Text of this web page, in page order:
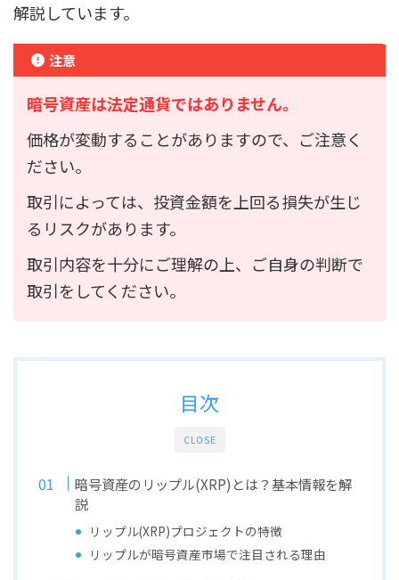
解説しています。
注意
暗号資産は法定通貨ではありません。
価格が変動することがありますので、ご注意く
ださい。
取引によっては、投資金額を上回る損失が生じ
るリスクがあります。
取引内容を十分にご理解の上、ご自身の判断で
取引をしてください。
CLOSE
目次
暗号資産のリップル(XRP)とは？基本情報を解
説
リップル(XRP)プロジェクトの特徴
リップルが暗号資産市場で注目される理由